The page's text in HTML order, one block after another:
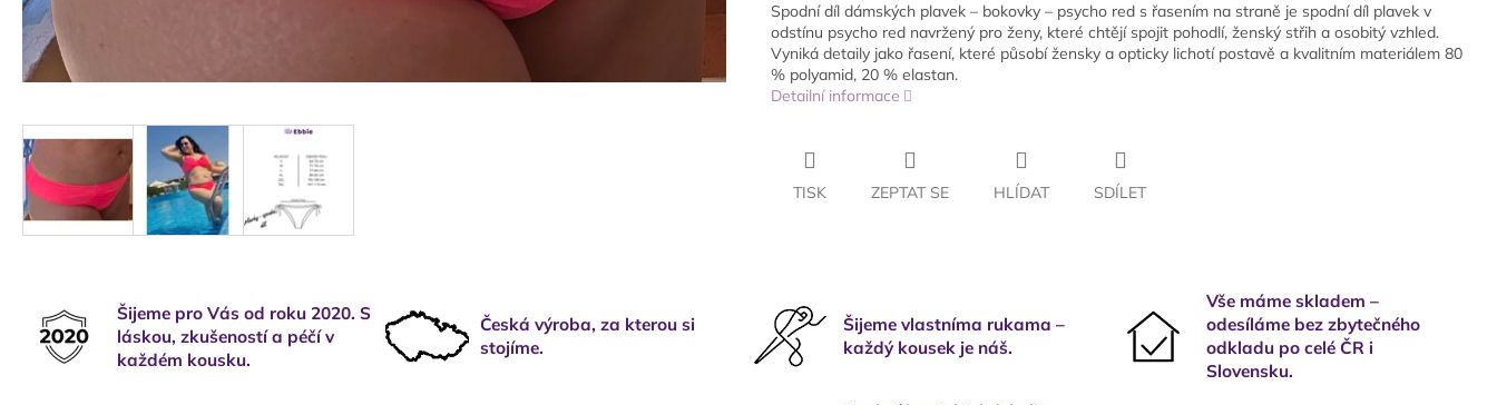
Spodní díl dámských plavek – bokovky – psycho red s řasením na straně je spodní díl plavek v
odstínu psycho red navržený pro ženy, které chtějí spojit pohodlí, ženský střih a osobitý vzhled.
Vyniká detaily jako řasení, které působí žensky a opticky lichotí postavě a kvalitním materiálem 80
% polyamid, 20 % elastan.
Detailní informace
TISK ZEPTAT SE HLÍDAT SDÍLET
Šijeme pro Vás od roku 2020. S
láskou, zkušeností a péčí v
každém kousku.
Česká výroba, za kterou si
stojíme.
Šijeme vlastníma rukama –
každý kousek je náš.
Vše máme skladem –
odesíláme bez zbytečného
odkladu po celé ČR i
Slovensku.